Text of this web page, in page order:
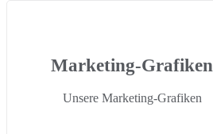
Marketing-Grafiken
Unsere Marketing-Grafiken